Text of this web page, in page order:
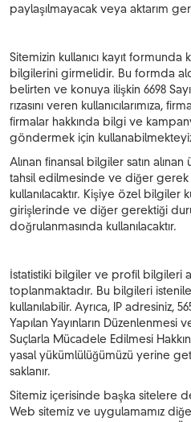
paylaşılmayacak veya aktarım
Sitemizin kullanıcı kayıt formunda
bilgilerini girmelidir. Bu formda
belirten ve konuya ilişkin 6698
rızasını veren kullanıcılarımıza,
firmalar hakkında bilgi ve
göndermek için
Alınan finansal bilgiler satın
tahsil edilmesinde ve diğer
kullanılacaktır. Kişiye özel bilgiler
girişlerinde ve diğer gerektiği
doğrulanmasında kullanılacaktır.
İstatistiki bilgiler ve profil bilgileri
toplanmaktadır. Bu bilgileri
kullanılabilir. Ayrıca, IP adresiniz,
Yapılan Yayınların Düzenlenmesi
Suçlarla Mücadele Edilmesi
yasal yükümlülüğümüzü yerine
saklanır.
Sitemiz içerisinde başka sitelere
Web sitemiz ve uygulamamız